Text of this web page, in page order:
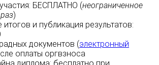
БЕСПЛАТНО (неограниченное
)
и публикация результатов:
документов (электронный
оплаты оргвзноса